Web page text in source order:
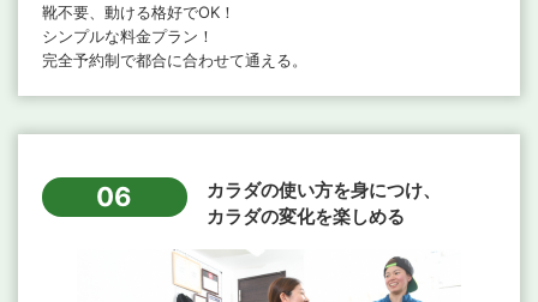
靴不要、動ける格好でOK！
シンプルな料金プラン！
完全予約制で都合に合わせて通える。
06
カラダの使い方を身につけ、
カラダの変化を楽しめる